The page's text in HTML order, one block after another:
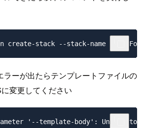
ラーが出たらテンプレートファイルの
変更してください